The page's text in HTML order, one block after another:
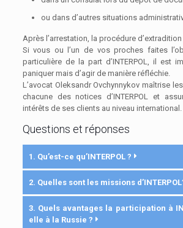
ou dans d’autres situations
Après l’arrestation, la procédure d’extradition
Si vous ou l’un de vos proches faites
particulière de la part d’INTERPOL, il est
paniquer mais d’agir de manière réfléchie.
L’avocat Oleksandr Ovchynnykov maîtrise
chacune des notices d’INTERPOL et
intérêts de ses clients au niveau international.
Questions et réponses
1. Qu’est-ce qu’INTERPOL ?
2. Quelles sont les missions
3. Quels avantages la participation à
elle à la Russie ?